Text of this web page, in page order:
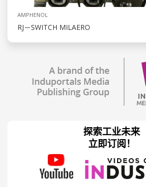
AMPHENOL
RJ－SWITCH MILAERO
探索工业未来
立即订阅！